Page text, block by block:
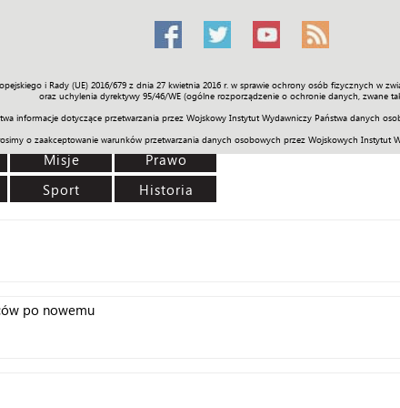
i Rady (UE) 2016/679 z dnia 27 kwietnia 2016 r. w sprawie ochrony osób fizycznych w
oraz uchylenia dyrektywy 95/46/WE (ogólne rozporządzenie o ochronie danych, zwane
informacje dotyczące przetwarzania przez Wojskowy Instytut Wydawniczy Państwa danych
o zaakceptowanie warunków przetwarzania danych osobowych przez Wojskowych Instytut
Świat Społeczność Sport Historia Galerie Wideo
Misje
Prawo
Sport Historia
po nowemu